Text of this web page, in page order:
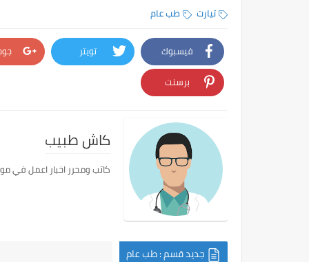
تيارت طب عام
فيسبوك تويتر
برسنت
كاش طبيب
كاتب ومحرر اخبار اعمل في
جديد قسم : طب عام